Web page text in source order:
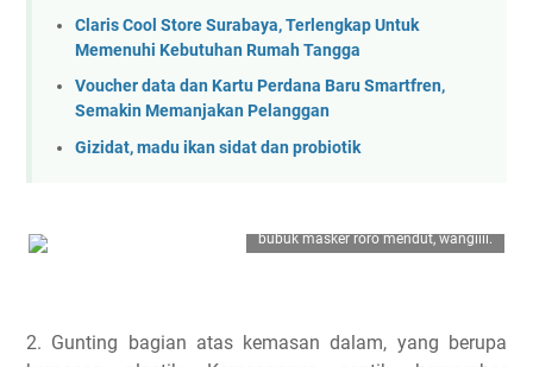
Claris Cool Store Surabaya, Terlengkap Untuk
Memenuhi Kebutuhan Rumah Tangga
Voucher data dan Kartu Perdana Baru Smartfren,
Semakin Memanjakan Pelanggan
Gizidat, madu ikan sidat dan probiotik
bubuk masker roro mendut, wangiiii.
2. Gunting bagian atas kemasan dalam, yang berupa